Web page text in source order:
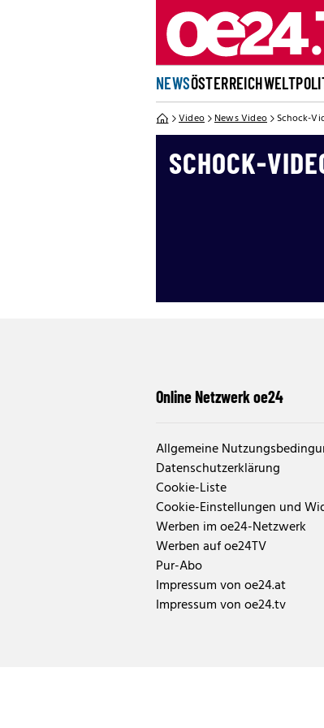
NEWSÖSTERREICHWELT
Video News Video Schock-
SCHOCK-
Online Netzwerk oe24
Allgemeine
Datenschutzerklärung
Cookie-Liste
Cookie-Einstellungen und
Werben im oe24-Netzwerk
Werben auf oe24TV
Pur-Abo
Impressum von oe24.at
Impressum von oe24.tv